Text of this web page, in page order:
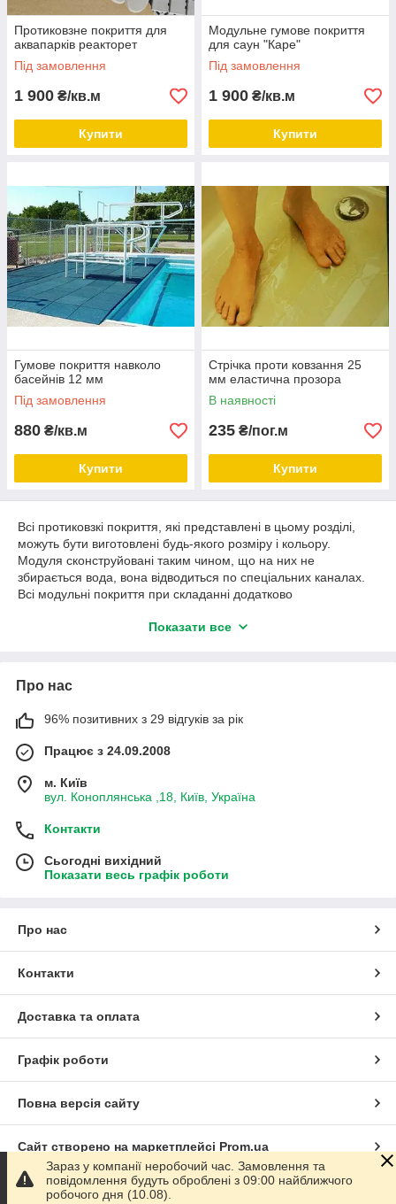
Протиковзне покриття для
аквапарків реакторет
Під замовлення
1 900 ₴/кв.м
Купити
Модульне гумове покриття
для саун "Каре"
Під замовлення
1 900 ₴/кв.м
Купити
Гумове покриття навколо
басейнів 12 мм
Під замовлення
880 ₴/кв.м
Купити
Стрічка проти ковзання 25
мм еластична прозора
В наявності
235 ₴/пог.м
Купити
Всі протиковзкі покриття, які представлені в цьому розділі,
можуть бути виготовлені будь-якого розміру і кольору.
Модуля сконструйовані таким чином, що на них не
збирається вода, вона відводиться по спеціальних каналах.
Всі модульні покриття при складанні додатково
антиковзаючим доріжкахще більш тривалий час.
Показати все
Про нас
96% позитивних з 29 відгуків за рік
Працює з 24.09.2008
м. Київ
вул. Коноплянська ,18, Київ, Україна
Контакти
Сьогодні вихідний
Показати весь графік роботи
Про нас
Контакти
Доставка та оплата
Графік роботи
Повна версія сайту
Сайт створено на маркетплейсі Prom.ua
Політика конфіденційності
Зараз у компанії неробочий час. Замовлення та
повідомлення будуть оброблені з 09:00 найближчого
робочого дня (10.08).